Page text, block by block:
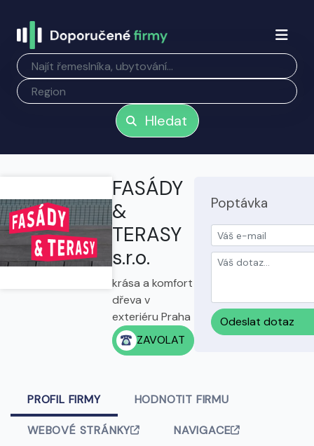
Hledat
FASÁDY
&
TERASY
s.r.o.
krása a komfort
dřeva v
exteriéru Praha
ZAVOLAT
Poptávka
Odeslat dotaz
PROFIL FIRMY HODNOTIT FIRMU
WEBOVÉ STRÁNKY NAVIGACE